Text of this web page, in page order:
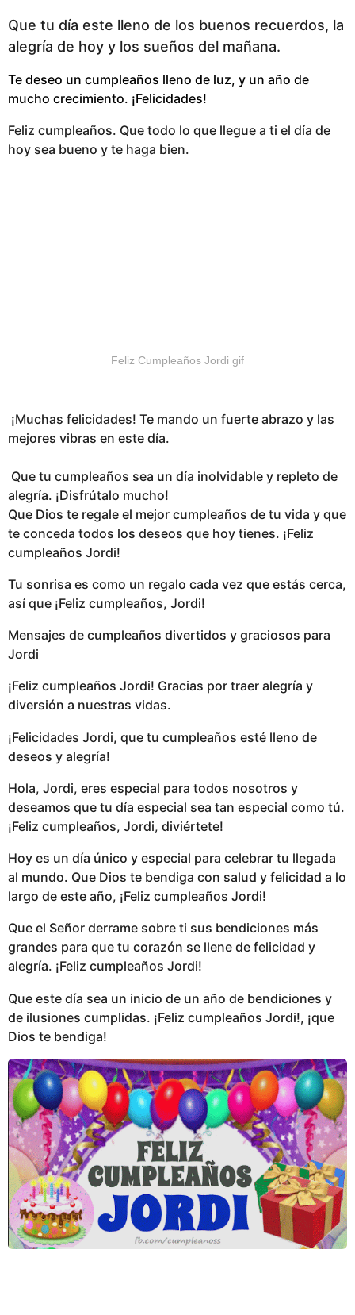
Que tu día este lleno de los buenos recuerdos, la
alegría de hoy y los sueños del mañana.
Te deseo un cumpleaños lleno de luz, y un año de
mucho crecimiento. ¡Felicidades!
Feliz cumpleaños. Que todo lo que llegue a ti el día de
hoy sea bueno y te haga bien.
Feliz Cumpleaños Jordi gif
¡Muchas felicidades! Te mando un fuerte abrazo y las
mejores vibras en este día.
Que tu cumpleaños sea un día inolvidable y repleto de
alegría. ¡Disfrútalo mucho!
Que Dios te regale el mejor cumpleaños de tu vida y que
te conceda todos los deseos que hoy tienes. ¡Feliz
cumpleaños Jordi!
Tu sonrisa es como un regalo cada vez que estás cerca,
así que ¡Feliz cumpleaños, Jordi!
Mensajes de cumpleaños divertidos y graciosos para
Jordi
¡Feliz cumpleaños Jordi! Gracias por traer alegría y
diversión a nuestras vidas.
¡Felicidades Jordi, que tu cumpleaños esté lleno de
deseos y alegría!
Hola, Jordi, eres especial para todos nosotros y
deseamos que tu día especial sea tan especial como tú.
¡Feliz cumpleaños, Jordi, diviértete!
Hoy es un día único y especial para celebrar tu llegada
al mundo. Que Dios te bendiga con salud y felicidad a lo
largo de este año, ¡Feliz cumpleaños Jordi!
Que el Señor derrame sobre ti sus bendiciones más
grandes para que tu corazón se llene de felicidad y
alegría. ¡Feliz cumpleaños Jordi!
Que este día sea un inicio de un año de bendiciones y
de ilusiones cumplidas. ¡Feliz cumpleaños Jordi!, ¡que
Dios te bendiga!